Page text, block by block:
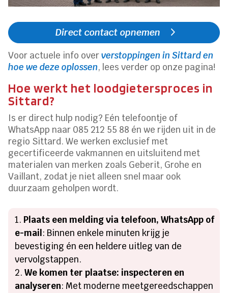
Direct contact opnemen
Voor actuele info oververstoppingen in Sittard en
hoe we deze oplossen, lees verder op onze pagina!
Hoe werkt het loodgietersproces in
Sittard?
Is er direct hulp nodig? Eén telefoontje of
WhatsApp naar 085 212 55 88 én we rijden uit in de
regio Sittard. We werken exclusief met
gecertificeerde vakmannen en uitsluitend met
materialen van merken zoals Geberit, Grohe en
Vaillant, zodat je niet alleen snel maar ook
duurzaam geholpen wordt.
Plaats een melding via telefoon, WhatsApp of
e-mail : Binnen enkele minuten krijg je
bevestiging én een heldere uitleg van de
vervolgstappen.
We komen ter plaatse: inspecteren en
analyseren: Met moderne meetgereedschappen